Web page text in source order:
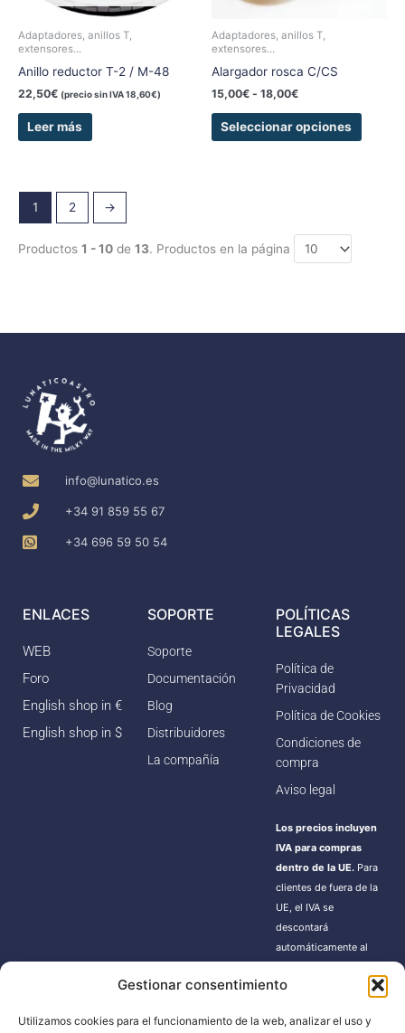
Gestionar consentimiento
Utilizamos cookies para el funcionamiento de la web, analizar el uso y
Adaptadores, anillos T,
extensores...
Anillo reductor T-2 / M-48
22,50€ (precio sin IVA18,60€)
Leer más
Adaptadores, anillos T,
extensores...
Alargador rosca C/CS
15,00€ - 18,00€
Seleccionar opciones
de
1 2 →
Productos 1 - 10 de 13. Productos en la página
info@lunatico.es
+34 91 859 55 67
+34 696 59 50 54
ENLACES
WEB
Foro
English shop in €
English shop in $
SOPORTE
Soporte
Documentación
Blog
Distribuidores
La compañía
POLÍTICAS
LEGALES
Política de
Privacidad
Política de Cookies
Condiciones de
compra
Aviso legal
Los precios incluyen
IVA para compras
dentro de la UE. Para
clientes de fuera de la
UE, el IVA se
descontará
automáticamente al
Estos pedidos pueden
de importación según